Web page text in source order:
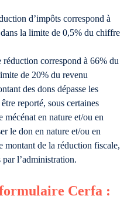
d’impôts correspond à
la limite de 0,5% du chiffre
réduction correspond à 66% du
de 20% du revenu
des dons dépasse les
reporté, sous certaines
mécénat en nature et/ou en
le don en nature et/ou en
montant de la réduction fiscale,
par l’administration.
Cerfa :